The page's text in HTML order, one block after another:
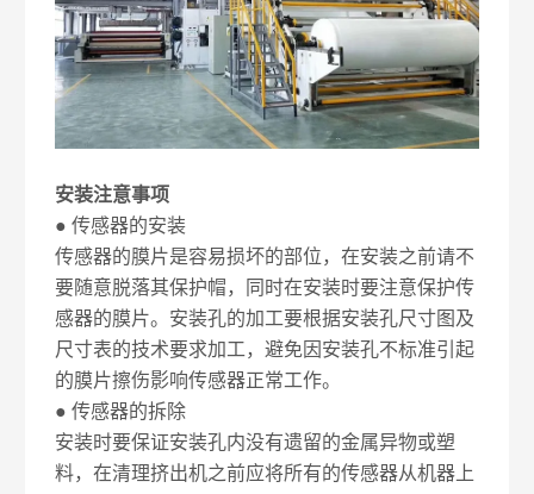
安装注意事项
● 传感器的安装
传感器的膜片是容易损坏的部位，在安装之前请不
要随意脱落其保护帽，同时在安装时要注意保护传
感器的膜片。安装孔的加工要根据安装孔尺寸图及
尺寸表的技术要求加工，避免因安装孔不标准引起
的膜片擦伤影响传感器正常工作。
● 传感器的拆除
安装时要保证安装孔内没有遗留的金属异物或塑
料，在清理挤出机之前应将所有的传感器从机器上